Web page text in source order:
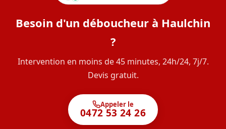
Besoin d'un déboucheur à Haulchin
?
Intervention en moins de 45 minutes, 24h/24, 7j/7.
Devis gratuit.
Appeler le
0472 53 24 26